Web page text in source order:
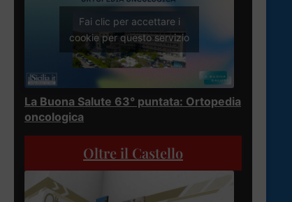
Fai clic per accettare i
cookie per questo servizio
La Buona Salute 63° puntata: Ortopedia
oncologica
Oltre il Castello